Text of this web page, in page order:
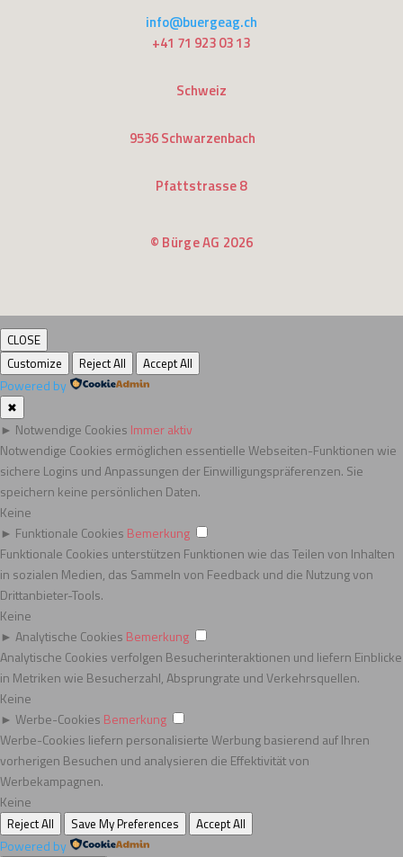
© Bürge AG 2026
Pfattstrasse 8
9536 Schwarzenbach
Schweiz
+41 71 923 03 13
info@buergeag.ch
CLOSE
Customize
Reject All Accept All
Powered by
✖
► Notwendige Cookies Immer aktiv
Notwendige Cookies ermöglichen essentielle Webseiten-Funktionen wie
sichere Logins und Anpassungen der Einwilligungspräferenzen. Sie
speichern keine persönlichen Daten.
Keine
► Funktionale Cookies Bemerkung
Funktionale Cookies unterstützen Funktionen wie das Teilen von Inhalten
in sozialen Medien, das Sammeln von Feedback und die Nutzung von
Drittanbieter-Tools.
Keine
► Analytische Cookies Bemerkung
Analytische Cookies verfolgen Besucherinteraktionen und liefern Einblicke
in Metriken wie Besucherzahl, Absprungrate und Verkehrsquellen.
Keine
► Werbe-Cookies Bemerkung
Werbe-Cookies liefern personalisierte Werbung basierend auf Ihren
vorherigen Besuchen und analysieren die Effektivität von
Werbekampagnen.
Keine
Reject All Save My Preferences Accept All
Powered by